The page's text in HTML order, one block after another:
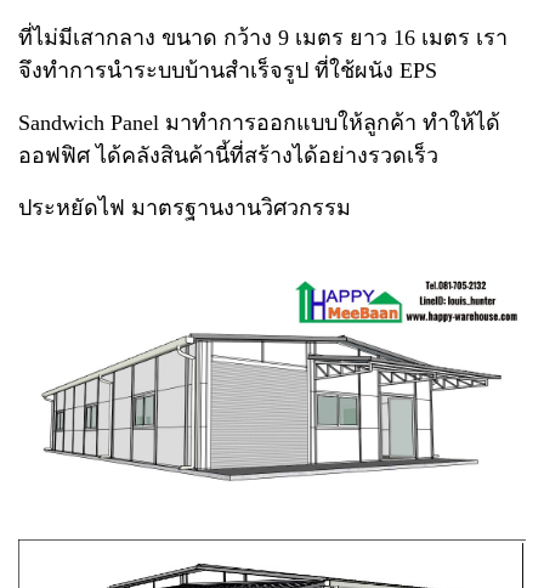
ที่ไม่มีเสากลาง ขนาด กว้าง 9 เมตร ยาว 16 เมตร เรา
จึงทำการนำระบบบ้านสำเร็จรูป ที่ใช้ผนัง EPS
Sandwich Panel มาทำการออกแบบให้ลูกค้า ทำให้ได้
ออฟฟิศ ได้คลังสินค้านี้ที่สร้างได้อย่างรวดเร็ว
ประหยัดไฟ มาตรฐานงานวิศวกรรม